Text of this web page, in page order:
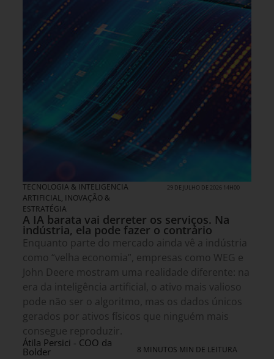
TECNOLOGIA & INTELIGENCIA
ARTIFICIAL, INOVAÇÃO &
ESTRATÉGIA
29 DE JULHO DE 2026 14H00
A IA barata vai derreter os serviços. Na
indústria, ela pode fazer o contrário
Enquanto parte do mercado ainda vê a indústria
como “velha economia”, empresas como WEG e
John Deere mostram uma realidade diferente: na
era da inteligência artificial, o ativo mais valioso
pode não ser o algoritmo, mas os dados únicos
gerados por ativos físicos que ninguém mais
consegue reproduzir.
Átila Persici - COO da
Bolder 8 MINUTOS MIN DE LEITURA